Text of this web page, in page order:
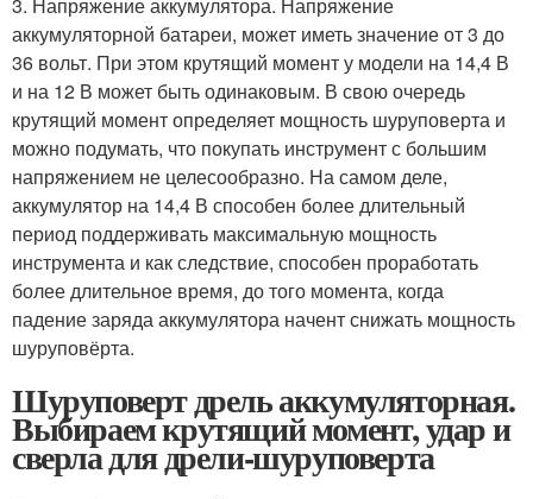
аккумуляторной батареи, может иметь значение от 3 до
36 вольт. При этом крутящий момент у модели на 14,4 В
и на 12 В может быть одинаковым. В свою очередь
крутящий момент определяет мощность шуруповерта и
можно подумать, что покупать инструмент с большим
напряжением не целесообразно. На самом деле,
аккумулятор на 14,4 В способен более длительный
период поддерживать максимальную мощность
инструмента и как следствие, способен проработать
более длительное время, до того момента, когда
падение заряда аккумулятора начент снижать мощность
шуруповёрта.
Шуруповерт дрель аккумуляторная.
Выбираем крутящий момент, удар и
сверла для дрели-шуруповерта